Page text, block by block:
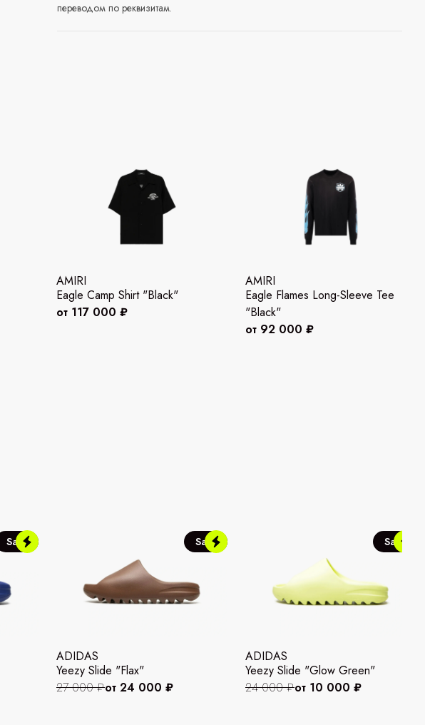
переводом по реквизитам.
AMIRI
Eagle Camp Shirt "Black"
от 117 000 ₽
AMIRI
Eagle Flames Long-Sleeve Tee
"Black"
от 92 000 ₽
Sale Sale
ADIDAS
Yeezy Slide "Flax"
27 000 ₽от 24 000 ₽
Sale
ADIDAS
Yeezy Slide "Glow Green"
24 000 ₽от 10 000 ₽